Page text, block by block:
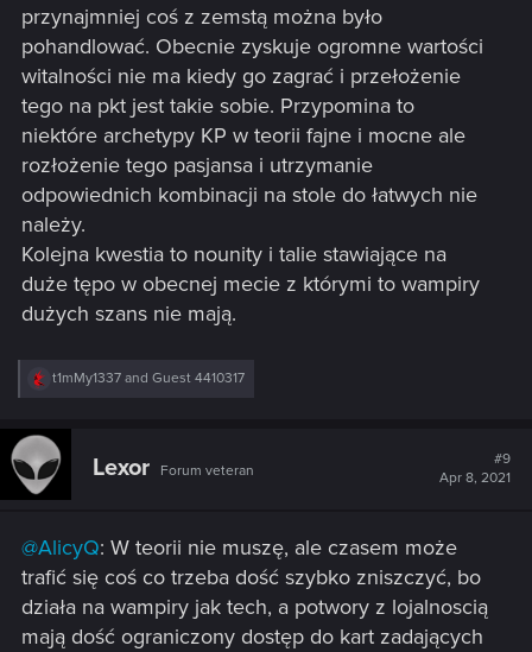
przynajmniej coś z zemstą można było
pohandlować. Obecnie zyskuje ogromne wartości
witalności nie ma kiedy go zagrać i przełożenie
tego na pkt jest takie sobie. Przypomina to
niektóre archetypy KP w teorii fajne i mocne ale
rozłożenie tego pasjansa i utrzymanie
odpowiednich kombinacji na stole do łatwych nie
należy.
Kolejna kwestia to nounity i talie stawiające na
duże tępo w obecnej mecie z którymi to wampiry
dużych szans nie mają.
R
c
i
t1mMy1337 and Guest 4410317
Lexor Forum veteran
#9
Apr 8, 2021
@AlicyQ: W teorii nie muszę, ale czasem może
trafić się coś co trzeba dość szybko zniszczyć, bo
działa na wampiry jak tech, a potwory z lojalnoscią
mają dość ograniczony dostęp do kart zadających